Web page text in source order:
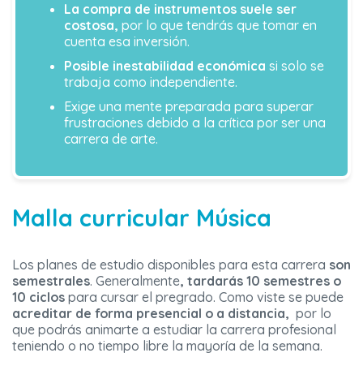
La compra de instrumentos suele ser
costosa, por lo que tendrás que tomar en
cuenta esa inversión.
Posible inestabilidad económica si solo se
trabaja como independiente.
Exige una mente preparada para superar
frustraciones debido a la crítica por ser una
carrera de arte.
Malla curricular Música
Los planes de estudio disponibles para esta carrera son
semestrales. Generalmente, tardarás 10 semestres o
10 ciclos para cursar el pregrado. Como viste se puede
acreditar de forma presencial o a distancia, por lo
que podrás animarte a estudiar la carrera profesional
teniendo o no tiempo libre la mayoría de la semana.